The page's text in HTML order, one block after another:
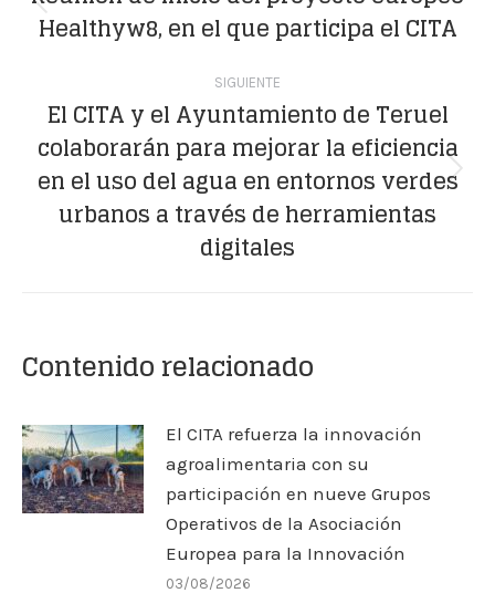
publicacionesPublicación
anterior:
Healthyw8, en el que participa el CITA
SIGUIENTE
Publicación
siguiente:
El CITA y el Ayuntamiento de Teruel
colaborarán para mejorar la eficiencia
en el uso del agua en entornos verdes
urbanos a través de herramientas
digitales
Contenido relacionado
El CITA refuerza la innovación
agroalimentaria con su
participación en nueve Grupos
Operativos de la Asociación
Europea para la Innovación
03/08/2026